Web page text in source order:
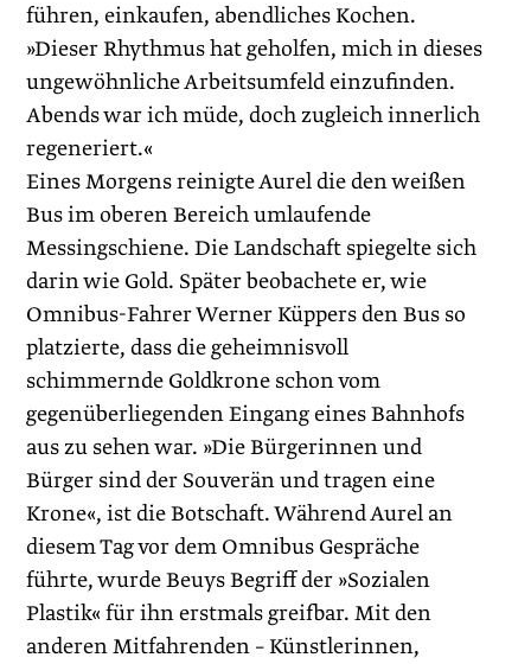
führen, einkaufen, abendliches Kochen.
»Dieser Rhythmus hat geholfen, mich in dieses
ungewöhnliche Arbeitsumfeld einzufinden.
Abends war ich müde, doch zugleich innerlich
regeneriert.«
Eines Morgens reinigte Aurel die den weißen
Bus im oberen Bereich umlaufende
Messingschiene. Die Landschaft spiegelte sich
darin wie Gold. Später beobachete er, wie
Omnibus-Fahrer Werner Küppers den Bus so
platzierte, dass die geheimnisvoll
schimmernde Goldkrone schon vom
gegenüberliegenden Eingang eines Bahnhofs
aus zu sehen war. »Die Bürgerinnen und
Bürger sind der Souverän und tragen eine
Krone«, ist die Botschaft. Während Aurel an
diesem Tag vor dem Omnibus Gespräche
führte, wurde Beuys Begriff der »Sozialen
Plastik« für ihn erstmals greifbar. Mit den
anderen Mitfahrenden – Künstlerinnen,